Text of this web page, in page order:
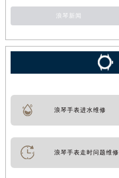
浪琴新闻
浪琴手表进水维修
浪琴手表走时问题维修